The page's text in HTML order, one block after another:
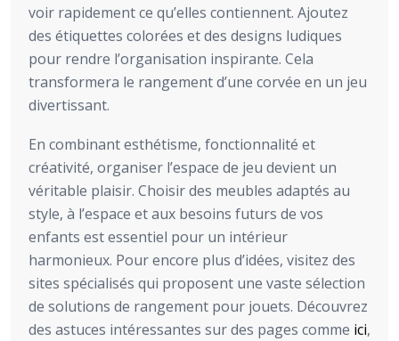
voir rapidement ce qu’elles contiennent. Ajoutez
des étiquettes colorées et des designs ludiques
pour rendre l’organisation inspirante. Cela
transformera le rangement d’une corvée en un jeu
divertissant.
En combinant esthétisme, fonctionnalité et
créativité, organiser l’espace de jeu devient un
véritable plaisir. Choisir des meubles adaptés au
style, à l’espace et aux besoins futurs de vos
enfants est essentiel pour un intérieur
harmonieux. Pour encore plus d’idées, visitez des
sites spécialisés qui proposent une vaste sélection
de solutions de rangement pour jouets. Découvrez
des astuces intéressantes sur des pages comme ici,